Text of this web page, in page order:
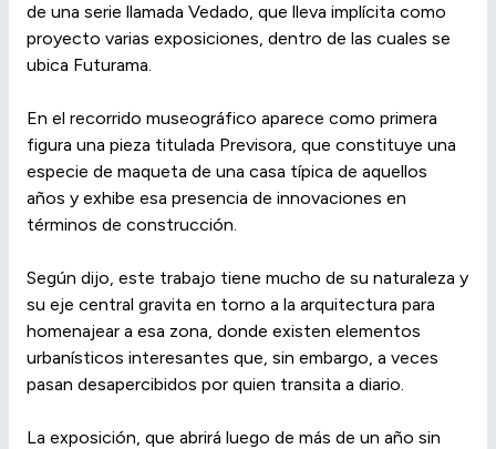
de una serie llamada Vedado, que lleva implícita como
proyecto varias exposiciones, dentro de las cuales se
ubica Futurama.
En el recorrido museográfico aparece como primera
figura una pieza titulada Previsora, que constituye una
especie de maqueta de una casa típica de aquellos
años y exhibe esa presencia de innovaciones en
términos de construcción.
Según dijo, este trabajo tiene mucho de su naturaleza y
su eje central gravita en torno a la arquitectura para
homenajear a esa zona, donde existen elementos
urbanísticos interesantes que, sin embargo, a veces
pasan desapercibidos por quien transita a diario.
La exposición, que abrirá luego de más de un año sin